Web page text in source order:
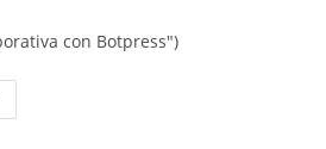
con Botpress")